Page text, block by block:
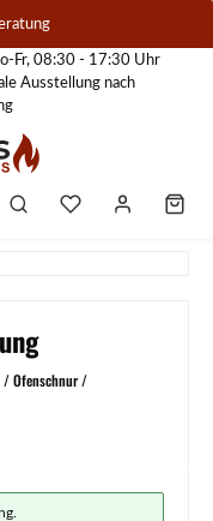
Fr, 08:30 - 17:30 Uhr
Ausstellung nach
Ofenschnur /